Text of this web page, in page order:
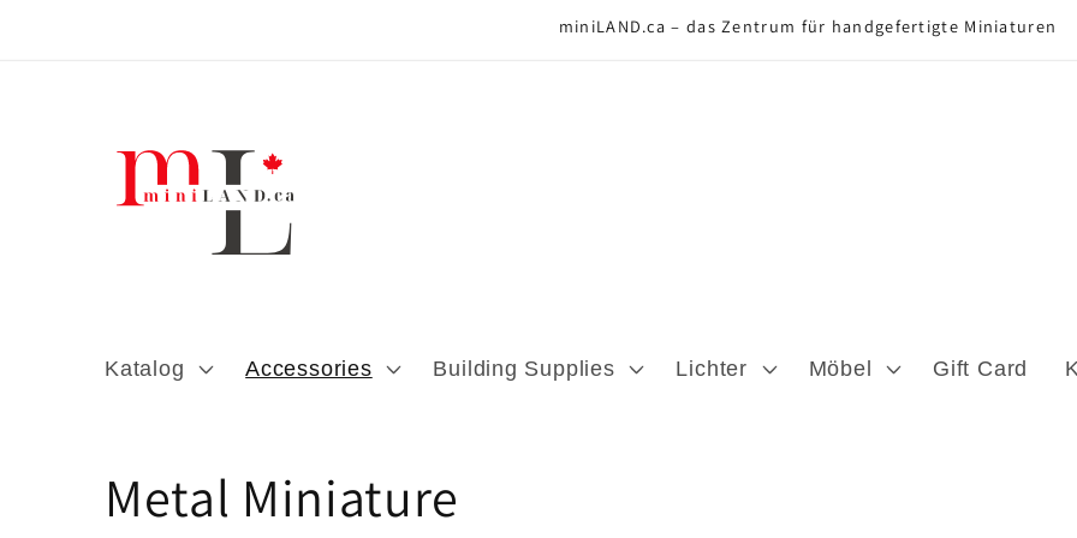
miniLAND.ca – das Zentrum für handgefertigte Miniaturen
Katalog Accessories Building Supplies Lichter Möbel Gift Card
K
Metal Miniature